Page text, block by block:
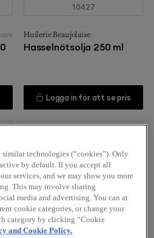
10427
Huilerie Beaujolaise
Hasselnötsolja 250 ml
Logga in för att se pris
10241
similar technologies (“cookies”). Only
by default. If you accept all
services, and we may show you more
This may involve sharing
media and advertising. You can at
cookie categories, or change your
category by clicking “Cookie
and Cookie Policy.